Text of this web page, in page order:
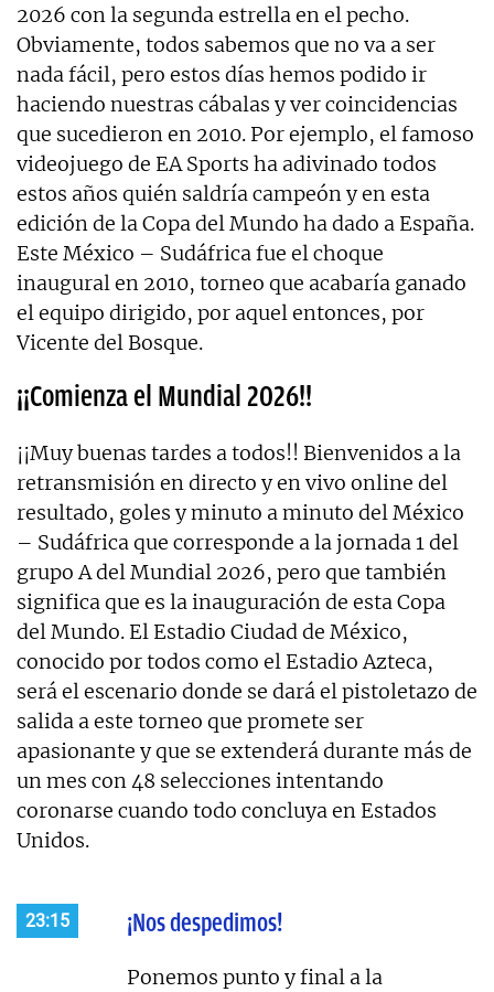
2026 con la segunda estrella en el pecho.
Obviamente, todos sabemos que no va a ser
nada fácil, pero estos días hemos podido ir
haciendo nuestras cábalas y ver coincidencias
que sucedieron en 2010. Por ejemplo, el famoso
videojuego de EA Sports ha adivinado todos
estos años quién saldría campeón y en esta
edición de la Copa del Mundo ha dado a España.
Este México – Sudáfrica fue el choque
inaugural en 2010, torneo que acabaría ganado
el equipo dirigido, por aquel entonces, por
Vicente del Bosque.
¡¡Comienza el Mundial 2026!!
¡¡Muy buenas tardes a todos!! Bienvenidos a la
retransmisión en directo y en vivo online del
resultado, goles y minuto a minuto del México
– Sudáfrica que corresponde a la jornada 1 del
grupo A del Mundial 2026, pero que también
significa que es la inauguración de esta Copa
del Mundo. El Estadio Ciudad de México,
conocido por todos como el Estadio Azteca,
será el escenario donde se dará el pistoletazo de
salida a este torneo que promete ser
apasionante y que se extenderá durante más de
un mes con 48 selecciones intentando
coronarse cuando todo concluya en Estados
Unidos.
23:15 ¡Nos despedimos!
Ponemos punto y final a la